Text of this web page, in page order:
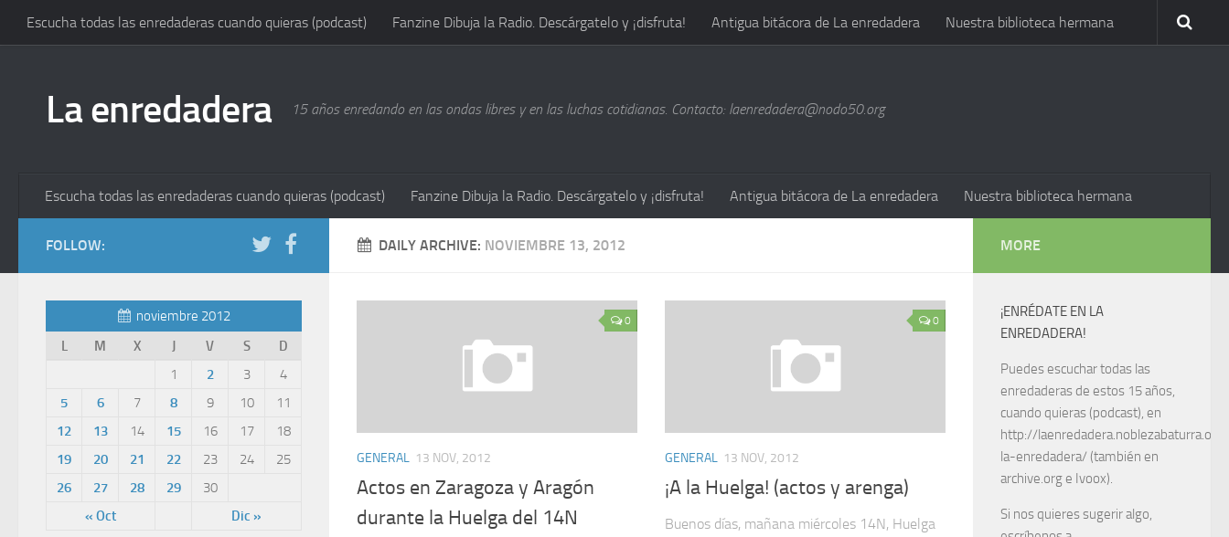
Escucha todas las enredaderas cuando quieras (podcast) Fanzine Dibuja la Radio. Descárgatelo y ¡disfruta! Antigua bitácora de La enredadera Nuestra biblioteca hermana
La enredadera 15 años enredando en las ondas libres y en las luchas cotidianas. Contacto: laenredadera@nodo50.org
Escucha todas las enredaderas cuando quieras (podcast) Fanzine Dibuja la Radio. Descárgatelo y ¡disfruta! Antigua bitácora de La enredadera Nuestra biblioteca hermana
DAILY ARCHIVE: NOVIEMBRE 13, 2012
0
GENERAL 13 NOV, 2012
Actos en Zaragoza y Aragón
durante la Huelga del 14N
0
GENERAL 13 NOV, 2012
¡A la Huelga! (actos y arenga)
Buenos días, mañana miércoles 14N, Huelga
FOLLOW:
noviembre 2012
L
M X J V S D
« Oct Dic »
1 2 3
4
5
6 7 8 9 10
11
12
13 14 15 16 17
18
19
20 21 22 23 24
25
26
27 28 29 30
MORE
¡ENRÉDATE EN LA
ENREDADERA!
Puedes escuchar todas las
enredaderas de estos 15 años,
cuando quieras (podcast), en
http://
la-enredadera/ (también en
archive.org e Ivoox).
Si nos quieres sugerir algo,